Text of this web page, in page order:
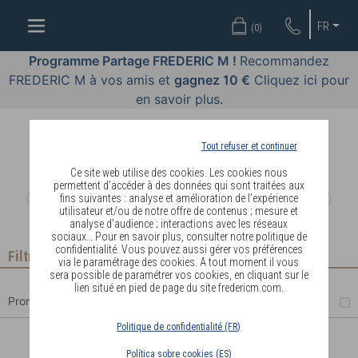
Tout refuser et continuer
Ce site web utilise des cookies. Les cookies nous
permettent d’accéder à des données qui sont traitées aux
fins suivantes : analyse et amélioration de l’expérience
utilisateur et/ou de notre offre de contenus ; mesure et
analyse d’audience ; interactions avec les réseaux
sociaux… Pour en savoir plus, consulter notre politique de
confidentialité. Vous pouvez aussi gérer vos préférences
via le paramétrage des cookies. A tout moment il vous
sera possible de paramétrer vos cookies, en cliquant sur le
lien situé en pied de page du site fredericm.com.
Politique de confidentialité (FR)
Política sobre cookies (ES)
FR
(0)
Programme Partage FREDERIC M ! Recommandez
FREDERIC M à vos amis et gagnez 10 € Cliquez ici pour
en savoir plus.
OFFRES
COSMÉTIQUES
PARFUMS
BODY
DIAGNOSTIC
PEAU
DEVENIR
DISTRIBUTEUR
Filtrer
Promotions